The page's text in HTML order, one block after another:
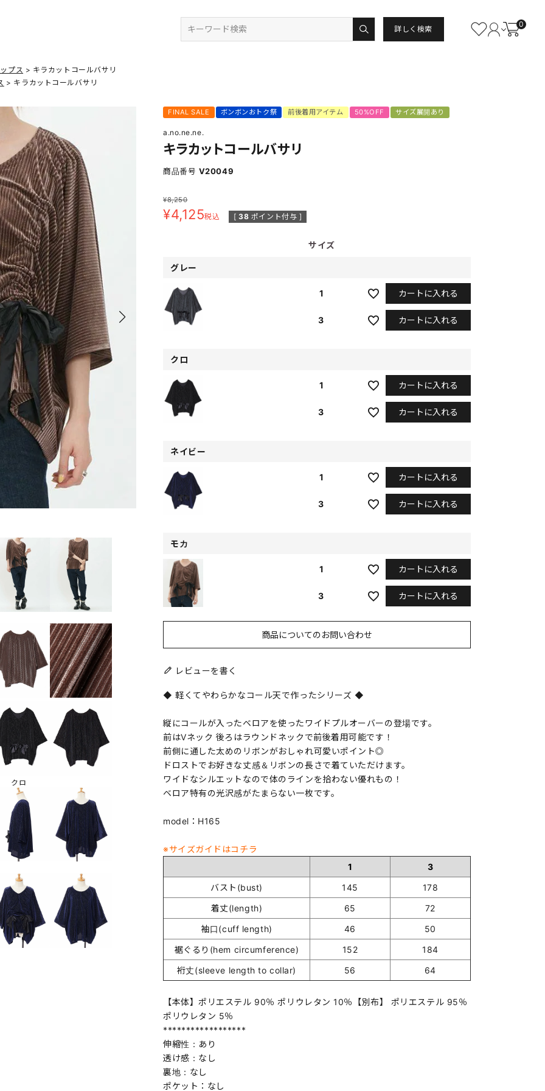
詳しく検索
0
プス
キラカットコールバサリ
キラカットコールバサリ
クロ
FINAL SALE ボンボンおトク祭 前後着用アイテム 50%OFF サイズ展開あり
a.no.ne.ne.
キラカットコールバサリ
商品番号 V20049
¥8,250
¥4,125税込 [ 38 ポイント付与 ]
サイズ
グレー
1 カートに入れる
3 カートに入れる
クロ
1 カートに入れる
3 カートに入れる
ネイビー
1 カートに入れる
3 カートに入れる
モカ
1 カートに入れる
3 カートに入れる
商品についてのお問い合わせ
レビューを書く
◆ 軽くてやわらかなコール天で作ったシリーズ ◆
縦にコールが入ったベロアを使ったワイドプルオーバーの登場です。
前はVネック 後ろはラウンドネックで前後着用可能です！
前側に通した太めのリボンがおしゃれ可愛いポイント◎
ドロストでお好きな丈感＆リボンの長さで着ていただけます。
ワイドなシルエットなので体のラインを拾わない優れもの！
ベロア特有の光沢感がたまらない一枚です。
model：H165
※サイズガイドはコチラ
1
3
バスト(bust)
145
178
着丈(length)
65
72
袖口(cuff length)
46
50
裾ぐるり(hem circumference)
152
184
裄丈(sleeve length to collar)
56 64
【本体】ポリエステル 90％ ポリウレタン 10％【別布】 ポリエステル 95％
ポリウレタン 5％
******************
伸縮性：あり
透け感：なし
裏地：なし
ポケット：なし